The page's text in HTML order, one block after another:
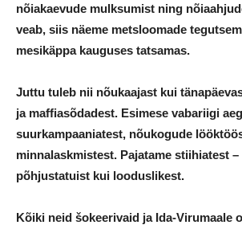
nõiakaevude mulksumist ning
veab, siis näeme metsloomade
mesikäppa kauguses tatsamas.
Juttu tuleb nii nõukaajast kui
ja maffiasõdadest. Esimese vabariigi
suurkampaaniatest, nõukogude
minnalaskmistest. Pajatame stiihiatest
põhjustatuist kui looduslikest.
Kõiki neid šokeerivaid ja Ida-Virumaale